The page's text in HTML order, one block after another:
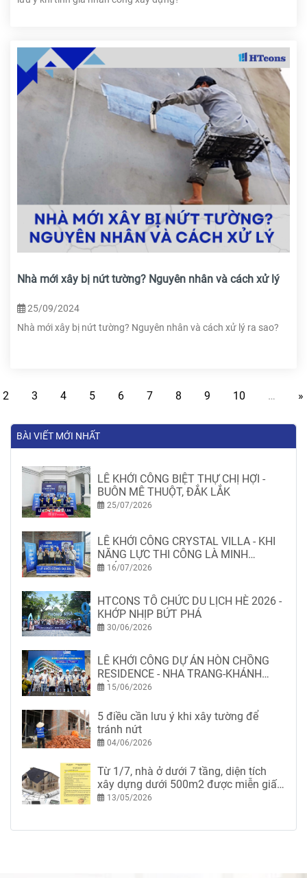
Nhà mới xây bị nứt tường? Nguyên nhân và cách xử lý
25/09/2024
Nhà mới xây bị nứt tường? Nguyên nhân và cách xử lý ra sao?
2 3 4 5 6 7 8 9 10 … »
BÀI VIẾT MỚI NHẤT
LỄ KHỞI CÔNG BIỆT THỰ CHỊ HỢI -
BUÔN MÊ THUỘT, ĐẮK LẮK
25/07/2026
LỄ KHỞI CÔNG CRYSTAL VILLA - KHI
NĂNG LỰC THI CÔNG LÀ MINH
CHỨNG
16/07/2026
HTCONS TỔ CHỨC DU LỊCH HÈ 2026 -
KHỚP NHỊP BỨT PHÁ
30/06/2026
LỄ KHỞI CÔNG DỰ ÁN HÒN CHỒNG
RESIDENCE - NHA TRANG-KHÁNH
HÒA15/06/2026
5 điều cần lưu ý khi xây tường để
tránh nứt
04/06/2026
Từ 1/7, nhà ở dưới 7 tầng, diện tích
xây dựng dưới 500m2 được miễn giấy
phép xây dựng
13/05/2026